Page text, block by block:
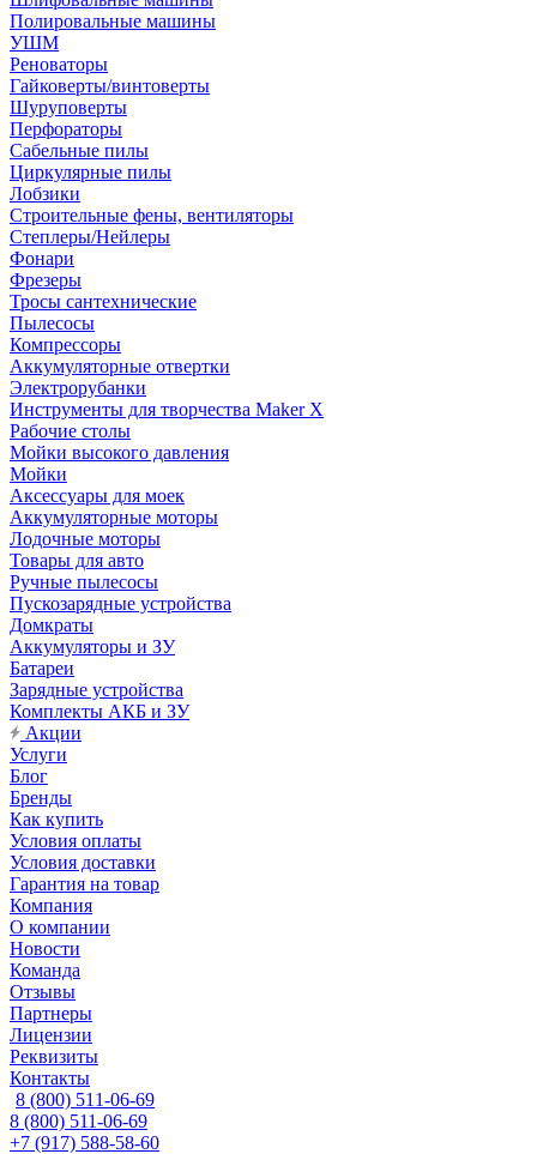
Полировальные машины
УШМ
Реноваторы
Гайковерты/винтоверты
Шуруповерты
Перфораторы
Сабельные пилы
Циркулярные пилы
Лобзики
Строительные фены, вентиляторы
Степлеры/Нейлеры
Фонари
Фрезеры
Тросы сантехнические
Пылесосы
Компрессоры
Аккумуляторные отвертки
Электрорубанки
Инструменты для творчества Maker X
Рабочие столы
Мойки высокого давления
Мойки
Аксессуары для моек
Аккумуляторные моторы
Лодочные моторы
Товары для авто
Ручные пылесосы
Пускозарядные устройства
Домкраты
Аккумуляторы и ЗУ
Батареи
Зарядные устройства
Комплекты АКБ и ЗУ
Акции
Услуги
Блог
Бренды
Как купить
Условия оплаты
Условия доставки
Гарантия на товар
Компания
О компании
Новости
Команда
Отзывы
Партнеры
Лицензии
Реквизиты
Контакты
8 (800) 511-06-69
8 (800) 511-06-69
+7 (917) 588-58-60